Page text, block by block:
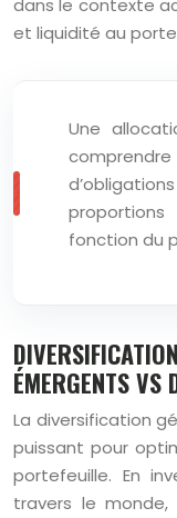
dans le contexte
et liquidité au
Une
fonction du
ÉMERGENTS VS
La diversification
puissant pour
portefeuille. En
travers le monde,